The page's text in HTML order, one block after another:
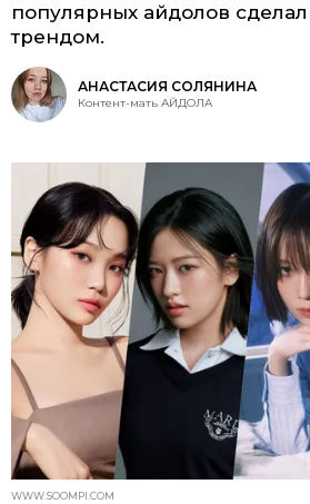
популярных айдолов
трендом.
АНАСТАСИЯ СОЛЯНИНА
Контент-мать АЙДОЛА
WWW.SOOMPI.COM